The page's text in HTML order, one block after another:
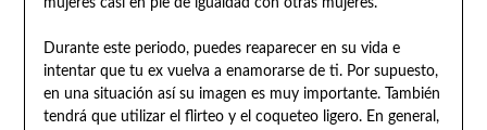
Durante este periodo, puedes reaparecer en su vida e
intentar que tu ex vuelva a enamorarse de ti. Por supuesto,
en una situación así su imagen es muy importante. También
tendrá que utilizar el flirteo y el coqueteo ligero. En general,